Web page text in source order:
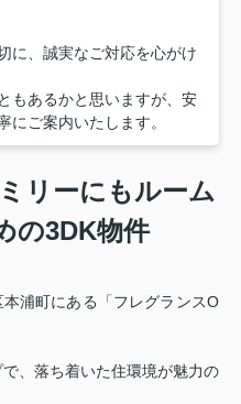
に、誠実なご対応を心がけ
もあるかと思いますが、安
にご案内いたします。
リーにもルーム
の3DK物件
浦町にある「フレグランスO
、落ち着いた住環境が魅力の